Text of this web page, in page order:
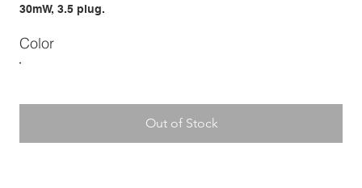
30mW, 3.5 plug.
Color
Out of Stock